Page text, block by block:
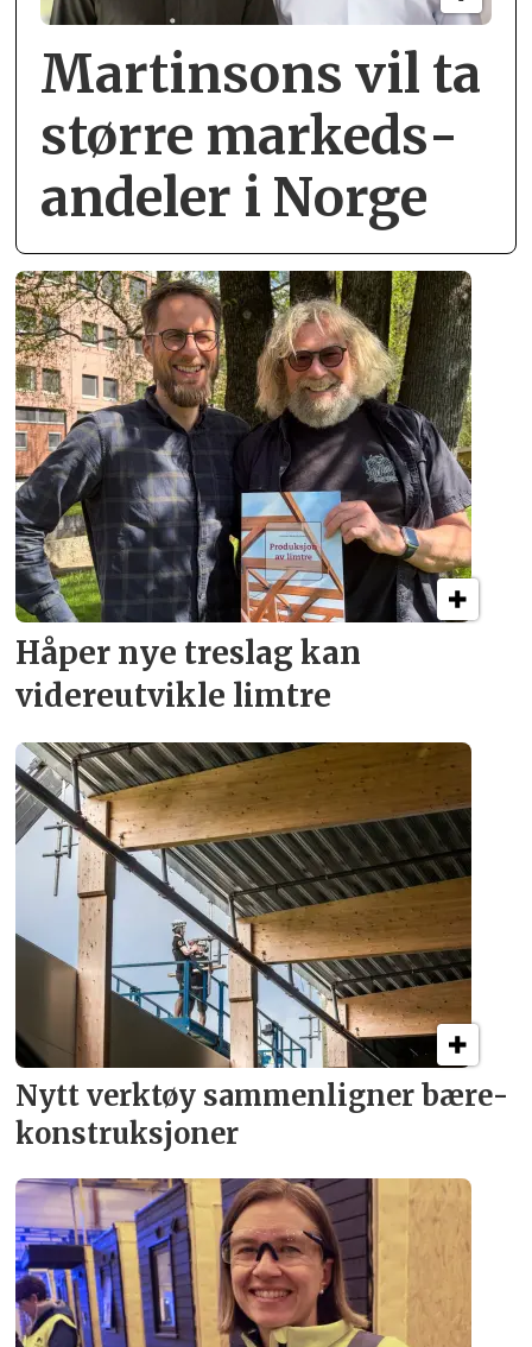
Martinsons vil ta
større markeds­
andeler i Norge
Håper nye treslag kan
videreutvikle limtre
Nytt verktøy sammenligner bære­
konstruksjoner